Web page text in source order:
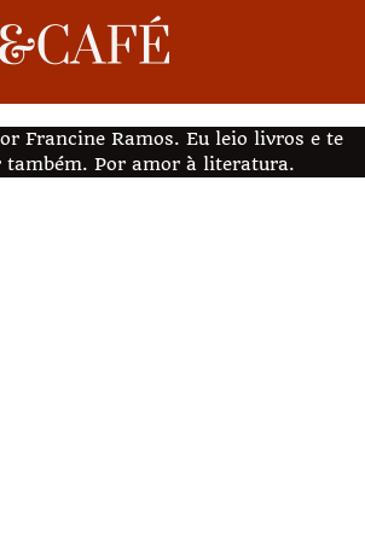
Francine Ramos. Eu leio livros e te
também. Por amor à literatura.